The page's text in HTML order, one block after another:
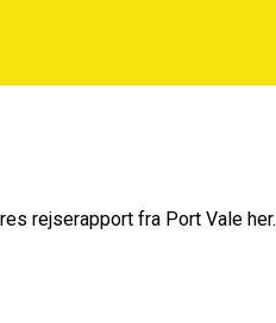
rejserapport fra Port Vale her.